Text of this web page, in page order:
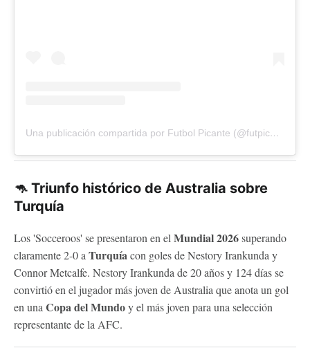
Una publicación compartida por Futbol Picante (@futpicante)
🦘 Triunfo histórico de Australia sobre
Turquía
Los 'Socceroos' se presentaron en elMundial 2026superando
claramente 2-0 aTurquíacon goles de Nestory Irankunda y
Connor Metcalfe. Nestory Irankunda de 20 años y 124 días se
convirtió en el jugador más joven de Australia que anota un gol
en unaCopa del Mundoy el más joven para una selección
representante de la AFC.